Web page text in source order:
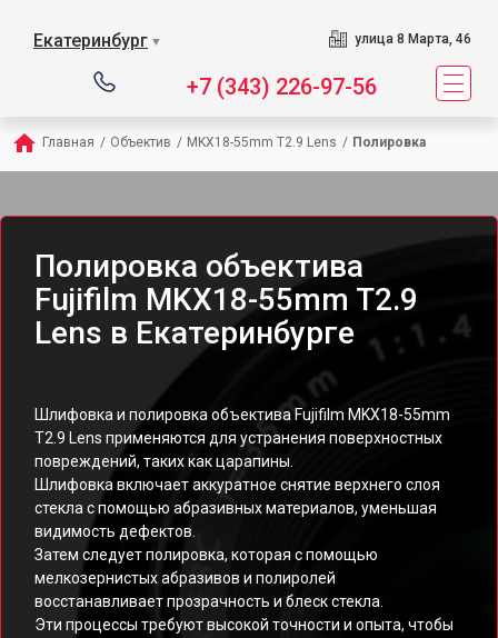
Екатеринбург ▼ улица 8 Марта, 46
+7 (343) 226-97-56
Главная / Объектив / MKX18-55mm T2.9 Lens / Полировка
Полировка объектива
Fujifilm MKX18-55mm T2.9
Lens в Екатеринбурге
Шлифовка и полировка объектива Fujifilm MKX18-55mm
T2.9 Lens применяются для устранения поверхностных
повреждений, таких как царапины.
Шлифовка включает аккуратное снятие верхнего слоя
стекла с помощью абразивных материалов, уменьшая
видимость дефектов.
Затем следует полировка, которая с помощью
мелкозернистых абразивов и полиролей
восстанавливает прозрачность и блеск стекла.
Эти процессы требуют высокой точности и опыта, чтобы